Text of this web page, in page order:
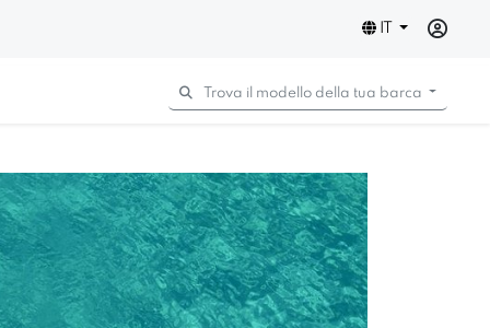
IT
Trova il modello della tua barca